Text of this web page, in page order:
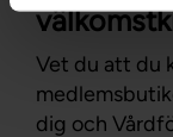
Vet du att du
dig och